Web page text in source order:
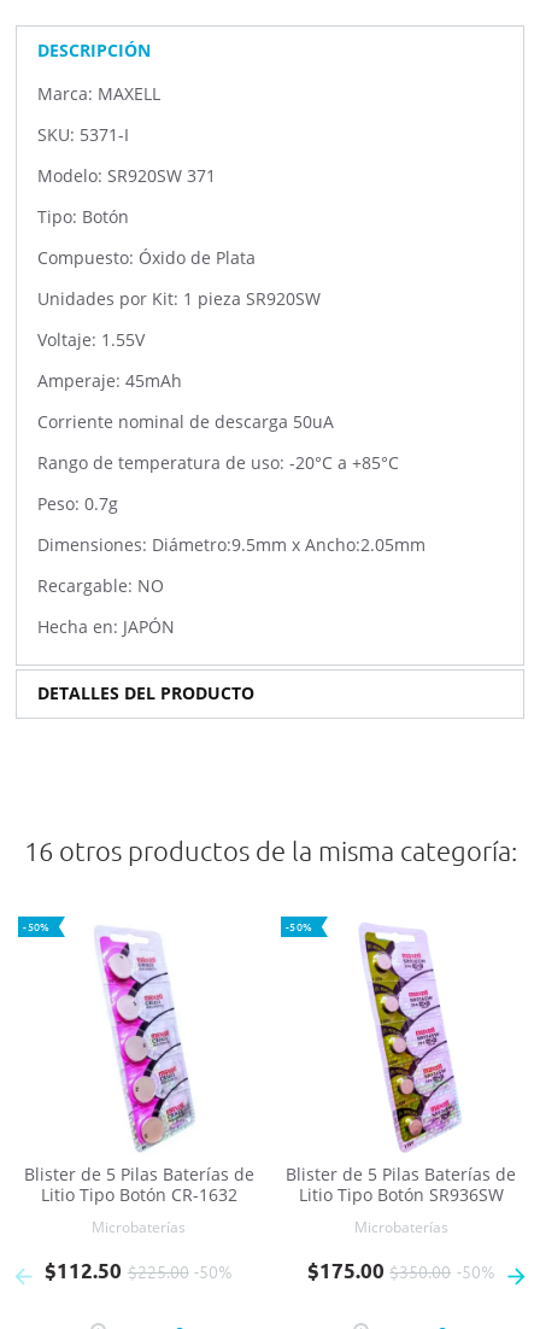
DESCRIPCIÓN
Marca: MAXELL
SKU: 5371-I
Modelo: SR920SW 371
Tipo: Botón
Compuesto: Óxido de Plata
Unidades por Kit: 1 pieza SR920SW
Voltaje: 1.55V
Amperaje: 45mAh
Corriente nominal de descarga 50uA
Rango de temperatura de uso: -20°C a +85°C
Peso: 0.7g
Dimensiones: Diámetro:9.5mm x Ancho:2.05mm
Recargable: NO
Hecha en: JAPÓN
DETALLES DEL PRODUCTO
16 otros productos de la misma categoría:
-50%
Blister de 5 Pilas Baterías de
Litio Tipo Botón CR-1632
Microbaterías
Precio base$225.00 -50%
Precio
$112.50
-50%
Blister de 5 Pilas Baterías de
Litio Tipo Botón SR936SW
Microbaterías
Precio base$350.00 -50%
Precio
$175.00